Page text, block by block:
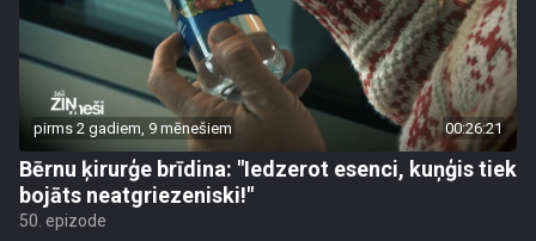
pirms 2 gadiem, 9 mēnešiem 00:26:21
Bērnu ķirurģe brīdina: "Iedzerot esenci, kuņģis tiek
bojāts neatgriezeniski!"
50. epizode